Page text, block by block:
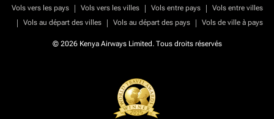
Vols vers les pays | Vols vers les villes | Vols entre pays |
Vols entre villes
|
Vols au départ des villes | Vols au départ des pays | Vols de ville à pays
© 2026 Kenya Airways Limited. Tous droits réservés